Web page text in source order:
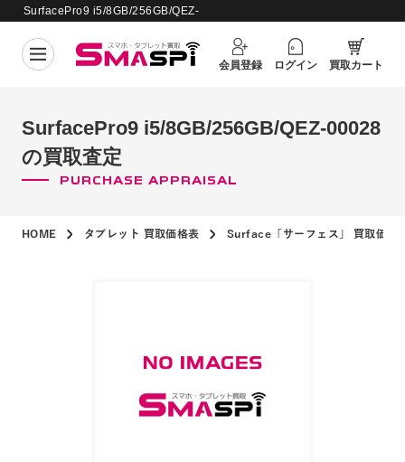
SurfacePro9 i5/8GB/256GB/QEZ-
会員登録 ログイン 買取カート
SurfacePro9 i5/8GB/256GB/QEZ-00028
の買取査定
PURCHASE APPRAISAL
HOME タブレット 買取価格表 Surface「サーフェス」 買取価格